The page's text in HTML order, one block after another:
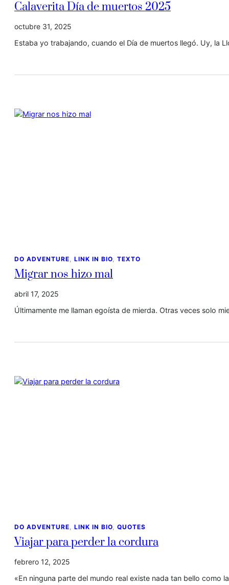
Calaverita Día de muertos 2025
octubre 31, 2025
Estaba yo trabajando, cuando el Día de muertos llegó. Uy, la
DO ADVENTURE, LINK IN BIO, TEXTO
Migrar nos hizo mal
abril 17, 2025
Últimamente me llaman egoísta de mierda. Otras veces solo
DO ADVENTURE LINK IN BIO QUOTES
Viajar para perder la cordura
febrero 12, 2025
«En ninguna parte del mundo real existe nada tan bello como